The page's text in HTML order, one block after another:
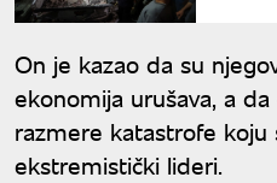
On je kazao da su
ekonomija urušava, a
razmere katastrofe koju
ekstremistički lideri.